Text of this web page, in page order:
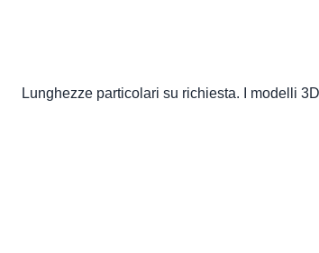
Lunghezze particolari su richiesta. I modelli